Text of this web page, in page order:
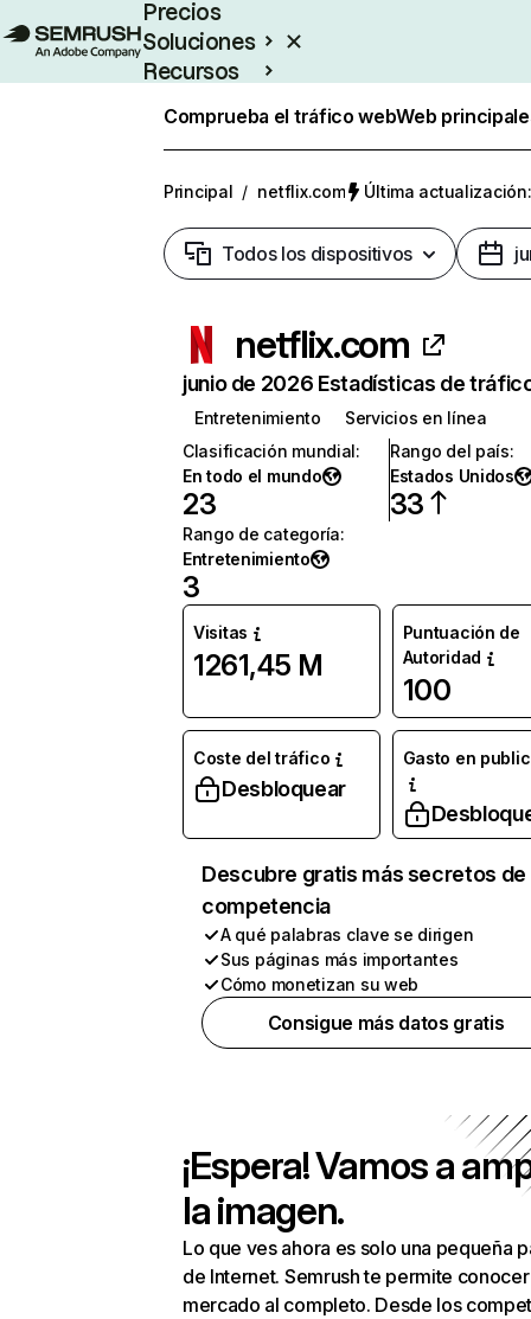
Precios
Soluciones
Recursos
Comprueba el tráfico webWeb
Principal / netflix.com Última
Todos los dispositivos
netflix.com
junio de 2026 Estadísticas de
Entretenimiento
Servicios en línea
Clasificación mundial:
En todo el mundo
23
Rango del país:
Estados Unidos
33
Rango de categoría:
Entretenimiento
3
Visitas
1261,45 M
Puntuación de
Autoridad
100
Coste del tráfico
Desbloquear
Gasto en
Descubre gratis más secretos de
competencia
A qué palabras clave se dirigen
Sus páginas más importantes
Cómo monetizan su web
Consigue más datos gratis
¡Espera! Vamos a
la imagen.
Lo que ves ahora es solo una pequeña
de Internet. Semrush te permite
mercado al completo. Desde los